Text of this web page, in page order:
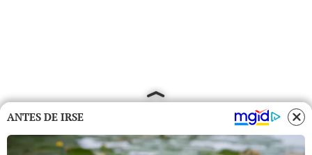
ANTES DE IRSE